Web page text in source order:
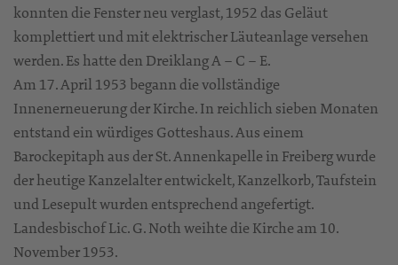
konnten die Fenster neu verglast, 1952 das Geläut
komplettiert und mit elektrischer Läuteanlage versehen
werden. Es hatte den Dreiklang A – C – E.
Am 17. April 1953 begann die vollständige
Innenerneuerung der Kirche. In reichlich sieben Monaten
entstand ein würdiges Gotteshaus. Aus einem
Barockepitaph aus der St. Annenkapelle in Freiberg wurde
der heutige Kanzelalter entwickelt, Kanzelkorb, Taufstein
und Lesepult wurden entsprechend angefertigt.
Landesbischof Lic. G. Noth weihte die Kirche am 10.
November 1953.